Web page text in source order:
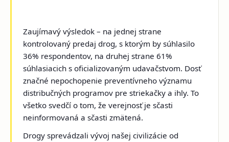
Zaujímavý výsledok – na jednej strane
kontrolovaný predaj drog, s ktorým by súhlasilo
36% respondentov, na druhej strane 61%
súhlasiacich s oficializovaným udavačstvom. Dosť
značné nepochopenie preventívneho významu
distribučných programov pre striekačky a ihly. To
všetko svedčí o tom, že verejnosť je sčasti
neinformovaná a sčasti zmätená.
Drogy sprevádzali vývoj našej civilizácie od